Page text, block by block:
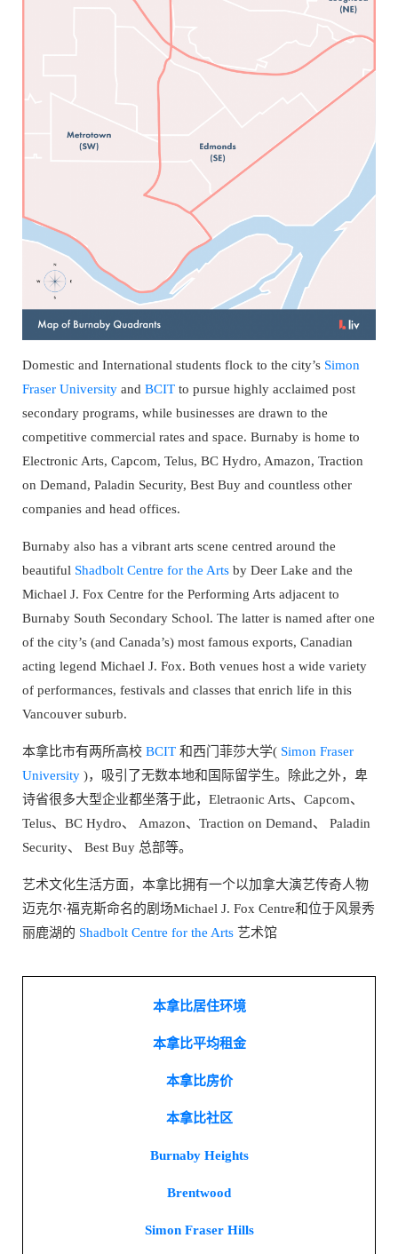
Domestic and International students flock to the city’s Simon
Fraser University and BCIT to pursue highly acclaimed post
secondary programs, while businesses are drawn to the
competitive commercial rates and space. Burnaby is home to
Electronic Arts, Capcom, Telus, BC Hydro, Amazon, Traction
on Demand, Paladin Security, Best Buy and countless other
companies and head offices.
Burnaby also has a vibrant arts scene centred around the
beautiful Shadbolt Centre for the Arts by Deer Lake and the
Michael J. Fox Centre for the Performing Arts adjacent to
Burnaby South Secondary School. The latter is named after one
of the city’s (and Canada’s) most famous exports, Canadian
acting legend Michael J. Fox. Both venues host a wide variety
of performances, festivals and classes that enrich life in this
Vancouver suburb.
本拿比市有两所高校 BCIT 和西门菲莎大学( Simon Fraser
University )，吸引了无数本地和国际留学生。除此之外，卑
诗省很多大型企业都坐落于此，Eletraonic Arts、Capcom、
Telus、BC Hydro、 Amazon、Traction on Demand、 Paladin
Security、 Best Buy 总部等。
艺术文化生活方面，本拿比拥有一个以加拿大演艺传奇人物
迈克尔·福克斯命名的剧场Michael J. Fox Centre和位于风景秀
丽鹿湖的 Shadbolt Centre for the Arts 艺术馆
本拿比居住环境
本拿比平均租金
本拿比房价
本拿比社区
Burnaby Heights
Brentwood
Simon Fraser Hills